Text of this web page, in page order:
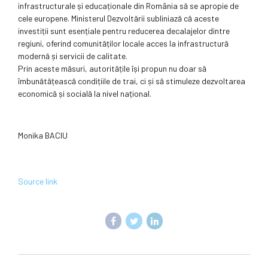
infrastructurale și educaționale din România să se apropie de
cele europene. Ministerul Dezvoltării subliniază că aceste
investiții sunt esențiale pentru reducerea decalajelor dintre
regiuni, oferind comunităților locale acces la infrastructură
modernă și servicii de calitate.
Prin aceste măsuri, autoritățile își propun nu doar să
îmbunătățească condițiile de trai, ci și să stimuleze dezvoltarea
economică și socială la nivel național.
Monika BACIU
Source link